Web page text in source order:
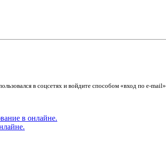
в соцсетях и войдите способом «вход по e-mail».